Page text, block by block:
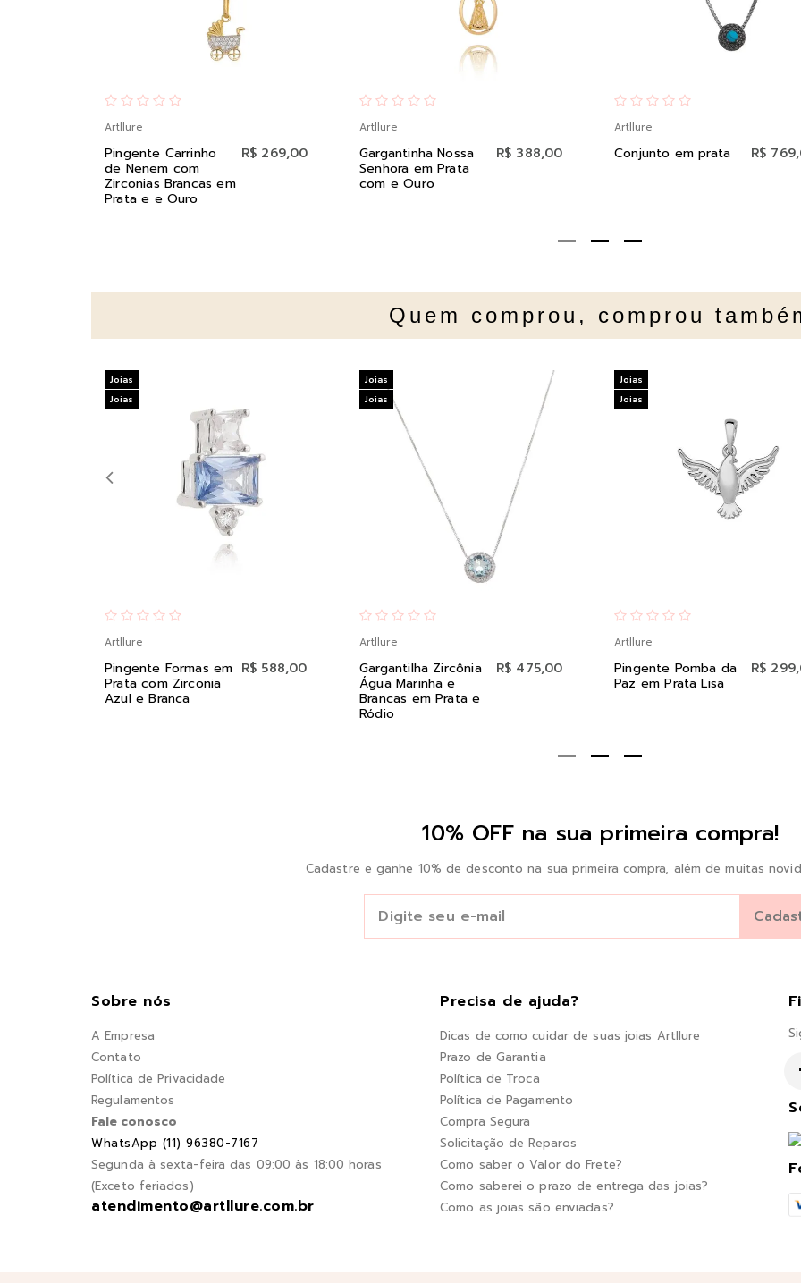
Artllure
Pingente Carrinho
de Nenem com
Zirconias Brancas em
Prata e e Ouro
R$ 269,00
Artllure
Gargantinha Nossa
Senhora em Prata
com e Ouro
R$ 388,00
Artllure
Conjunto em prata R$
Quem comprou, comprou
Artllure
Pingente Formas em
Prata com Zirconia
Azul e Branca
R$ 588,00
Joias
Joias
Artllure
Gargantilha Zircônia
Água Marinha e
Brancas em Prata e
Ródio
R$ 475,00
Joias
Joias
Artllure
Pingente Pomba da
Paz em Prata Lisa
R$
Joias
Joias
10% OFF na sua primeira compra!
Cadastre e ganhe 10% de desconto na sua primeira compra, além de muitas
Sobre nós
A Empresa
Contato
Política de Privacidade
Regulamentos
Fale conosco
WhatsApp (11) 96380-7167
Segunda à sexta-feira das 09:00 às 18:00 horas
(Exceto feriados)
atendimento@artllure.com.br
Precisa de ajuda?
Dicas de como cuidar de suas joias Artllure
Prazo de Garantia
Política de Troca
Política de Pagamento
Compra Segura
Solicitação de Reparos
Como saber o Valor do Frete?
Como saberei o prazo de entrega das joias?
Como as joias são enviadas?